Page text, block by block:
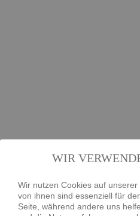
WIR
Wir nutzen Cookies auf unserer
von ihnen sind essenziell für
Seite, während andere uns